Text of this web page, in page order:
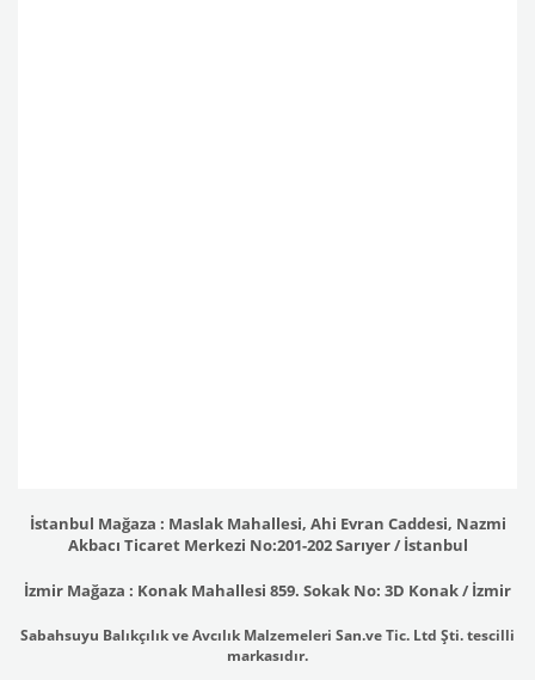
İstanbul Mağaza : Maslak Mahallesi, Ahi Evran Caddesi, Nazmi
Akbacı Ticaret Merkezi No:201-202 Sarıyer / İstanbul
İzmir Mağaza : Konak Mahallesi 859. Sokak No: 3D Konak / İzmir
Sabahsuyu Balıkçılık ve Avcılık Malzemeleri San.ve Tic. Ltd Şti. tescilli
markasıdır.